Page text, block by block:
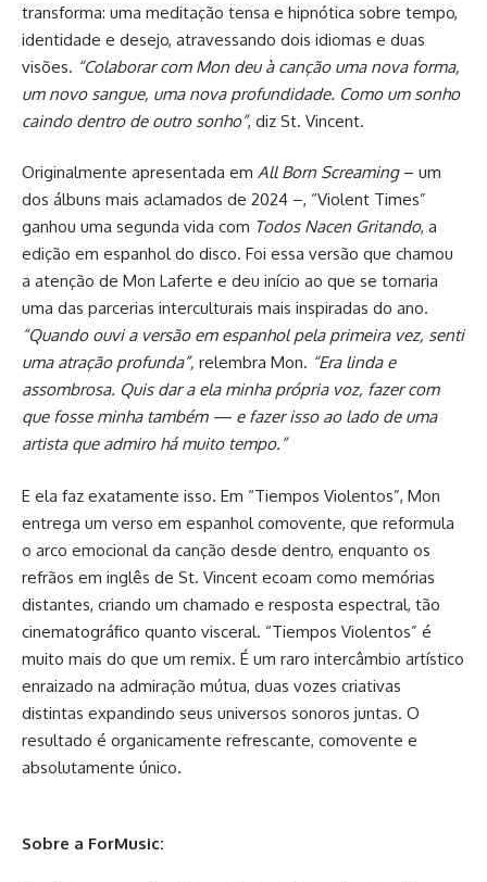
transforma: uma meditação tensa e hipnótica sobre tempo,
identidade e desejo, atravessando dois idiomas e duas
visões. “Colaborar com Mon deu à canção uma nova forma,
um novo sangue, uma nova profundidade. Como um sonho
caindo dentro de outro sonho”, diz St. Vincent.
Originalmente apresentada em All Born Screaming– um
dos álbuns mais aclamados de 2024 –, “Violent Times”
ganhou uma segunda vida com Todos Nacen Gritando, a
edição em espanhol do disco. Foi essa versão que chamou
a atenção de Mon Laferte e deu início ao que se tornaria
uma das parcerias interculturais mais inspiradas do ano.
“Quando ouvi a versão em espanhol pela primeira vez, senti
uma atração profunda”, relembra Mon. “Era linda e
assombrosa. Quis dar a ela minha própria voz, fazer com
que fosse minha também — e fazer isso ao lado de uma
artista que admiro há muito tempo.”
E ela faz exatamente isso. Em “Tiempos Violentos”, Mon
entrega um verso em espanhol comovente, que reformula
o arco emocional da canção desde dentro, enquanto os
refrãos em inglês de St. Vincent ecoam como memórias
distantes, criando um chamado e resposta espectral, tão
cinematográfico quanto visceral. “Tiempos Violentos” é
muito mais do que um remix. É um raro intercâmbio artístico
enraizado na admiração mútua, duas vozes criativas
distintas expandindo seus universos sonoros juntas. O
resultado é organicamente refrescante, comovente e
absolutamente único.
Sobre a ForMusic: